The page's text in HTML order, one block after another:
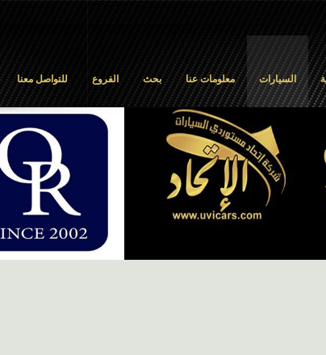
للتواصل معنا الفروع بحث معلومات عنا السيارات